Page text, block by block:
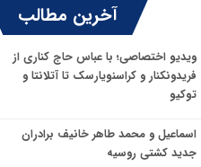
آخرین مطالب
ویدیو اختصاصی؛ با عباس حاج کناری از
فریدونکنار و کراسنویارسک تا آتلانتا و
توکیو
اسماعیل و محمد طاهر خانیف برادران
جدید کشتی روسیه